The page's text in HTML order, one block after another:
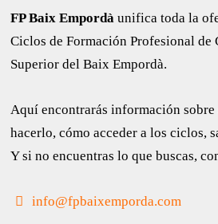
FP Baix Empordàunifica toda la
Ciclos de Formación Profesional de
Superior del Baix Empordà.
Aquí encontrarás información sobre
hacerlo, cómo acceder a los ciclos,
Y si no encuentras lo que buscas,
info@fpbaixemporda.com